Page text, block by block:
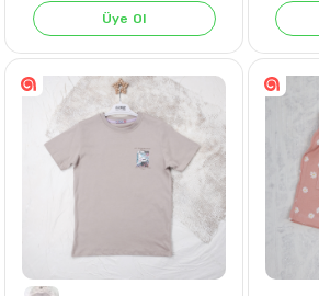
ADET 13-16 YAŞ
Üye Ol